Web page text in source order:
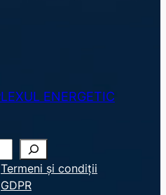
ENERGETIC
Termeni și condiții
GDPR